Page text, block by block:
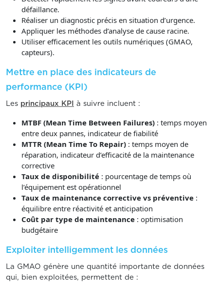
défaillance.
Réaliser un diagnostic précis en situation d’urgence.
Appliquer les méthodes d’analyse de cause racine.
Utiliser efficacement les outils numériques (GMAO,
capteurs).
Mettre en place des indicateurs de
performance (KPI)
Les principaux KPI à suivre incluent :
MTBF (Mean Time Between Failures) : temps moyen
entre deux pannes, indicateur de fiabilité
MTTR (Mean Time To Repair) : temps moyen de
réparation, indicateur d’efficacité de la maintenance
corrective
Taux de disponibilité : pourcentage de temps où
l’équipement est opérationnel
Taux de maintenance corrective vs préventive :
équilibre entre réactivité et anticipation
Coût par type de maintenance : optimisation
budgétaire
Exploiter intelligemment les données
La GMAO génère une quantité importante de données
qui, bien exploitées, permettent de :